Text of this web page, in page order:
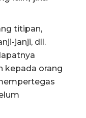
titipan,
janji, dll.
kepada orang